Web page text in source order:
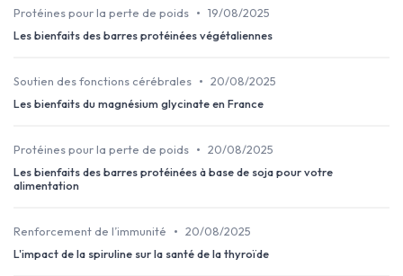
Protéines pour la perte de poids • 19/08/2025
Les bienfaits des barres protéinées végétaliennes
Soutien des fonctions cérébrales • 20/08/2025
Les bienfaits du magnésium glycinate en France
Protéines pour la perte de poids • 20/08/2025
Les bienfaits des barres protéinées à base de soja pour votre
alimentation
Renforcement de l’immunité • 20/08/2025
L'impact de la spiruline sur la santé de la thyroïde